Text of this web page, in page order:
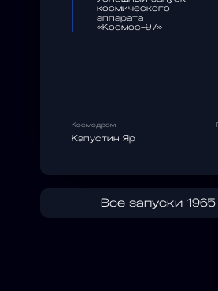
космического
аппарата
«Космос-97»
Космодром
Капустин Яр
Все запуски